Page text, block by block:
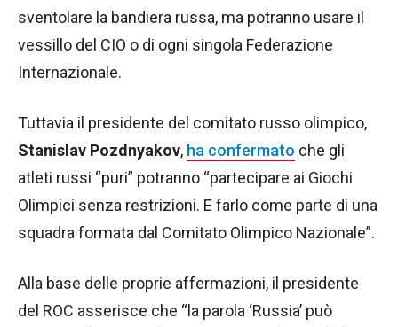
sventolare la bandiera russa, ma potranno usare il
vessillo del CIO o di ogni singola Federazione
Internazionale.
Tuttavia il presidente del comitato russo olimpico,
Stanislav Pozdnyakov, ha confermato che gli
atleti russi “puri” potranno “partecipare ai Giochi
Olimpici senza restrizioni. E farlo come parte di una
squadra formata dal Comitato Olimpico Nazionale”.
Alla base delle proprie affermazioni, il presidente
del ROC asserisce che “la parola ‘Russia’ può